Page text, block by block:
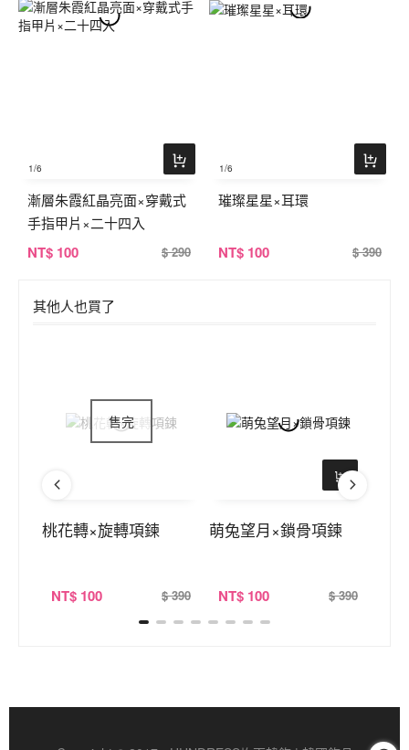
1/6
漸層朱霞紅晶亮面×穿戴式
手指甲片×二十四入
NT$ 100 $ 290
1/6
璀璨星星×耳環
NT$ 100 $ 390
其他人也買了
桃花轉×旋轉項鍊
NT$ 100 $ 390
萌兔望月×鎖骨項鍊
NT$ 100 $ 390